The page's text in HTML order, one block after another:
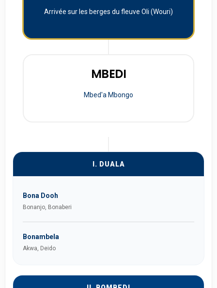
Arrivée sur les berges du fleuve Oli (Wouri)
MBEDI
Mbed'a Mbongo
I. DUALA
Bona Dooh
Bonanjo, Bonaberi
Bonambela
Akwa, Deido